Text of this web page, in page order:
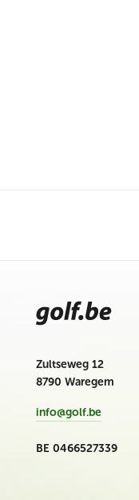
Zultseweg 12
8790 Waregem
info@golf.be
BE 0466527339